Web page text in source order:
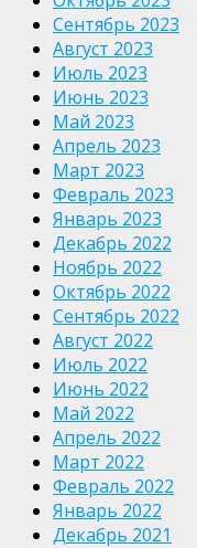
Сентябрь 2023
Август 2023
Июль 2023
Июнь 2023
Май 2023
Апрель 2023
Март 2023
Февраль 2023
Январь 2023
Декабрь 2022
Ноябрь 2022
Октябрь 2022
Сентябрь 2022
Август 2022
Июль 2022
Июнь 2022
Май 2022
Апрель 2022
Март 2022
Февраль 2022
Январь 2022
Декабрь 2021